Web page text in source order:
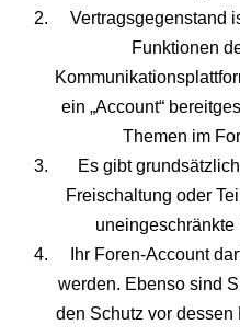
Vertragsgegenstand
Funktionen
ein „Account“
Themen im
Es gibt
Freischaltung oder
uneingeschränkte
Ihr Foren-Account
werden. Ebenso sind
den Schutz vor